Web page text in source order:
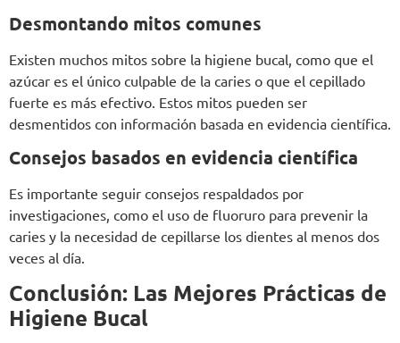
Desmontando mitos comunes
Existen muchos mitos sobre la higiene bucal, como que el
azúcar es el único culpable de la caries o que el cepillado
fuerte es más efectivo. Estos mitos pueden ser
desmentidos con información basada en evidencia científica.
Consejos basados en evidencia científica
Es importante seguir consejos respaldados por
investigaciones, como el uso de fluoruro para prevenir la
caries y la necesidad de cepillarse los dientes al menos dos
veces al día.
Conclusión: Las Mejores Prácticas de
Higiene Bucal